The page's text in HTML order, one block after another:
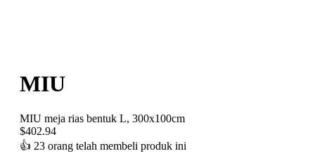
MIU
MIU meja rias bentuk L, 300x100cm
$402.94
👍 23 orang telah membeli produk ini